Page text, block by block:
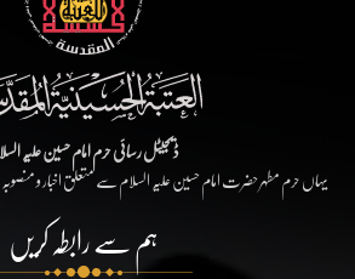
ڈیجیٹل رسائی حرم امام حسین علیہ
یہاں حرم مطہر حضرت امام حسین علیہ السلام سے متعلق اخبار و
ہم سے رابطہ کریں